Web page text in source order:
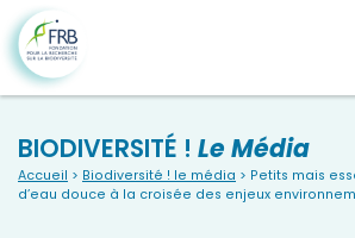
BIODIVERSITÉ ! Le Média
Accueil > Biodiversité ! le média > Petits mais
d’eau douce à la croisée des enjeux